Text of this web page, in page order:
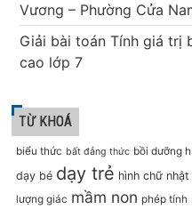
Vương – Phường Cửa
Giải bài toán Tính giá trị
cao lớp 7
TỪ KHOÁ
biểu thức bất đẳng thức bồi dưỡng
dạy bé dạy trẻ hình chữ nhật
lượng giác mầm non phép tính